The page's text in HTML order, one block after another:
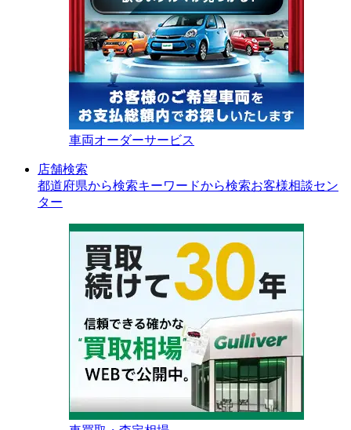
車両オーダーサービス
店舗検索
都道府県から検索キーワードから検索お客様相談セン
ター